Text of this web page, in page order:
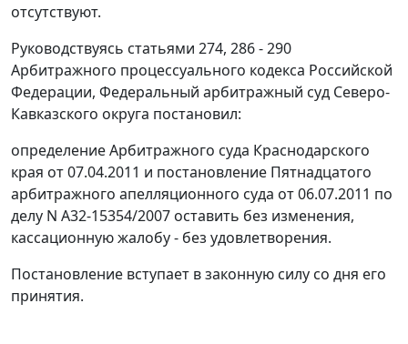
отсутствуют.
Руководствуясь статьями 274, 286 - 290
Арбитражного процессуального кодекса Российской
Федерации, Федеральный арбитражный суд Северо-
Кавказского округа постановил:
определение Арбитражного суда Краснодарского
края от 07.04.2011 и постановление Пятнадцатого
арбитражного апелляционного суда от 06.07.2011 по
делу N А32-15354/2007 оставить без изменения,
кассационную жалобу - без удовлетворения.
Постановление вступает в законную силу со дня его
принятия.